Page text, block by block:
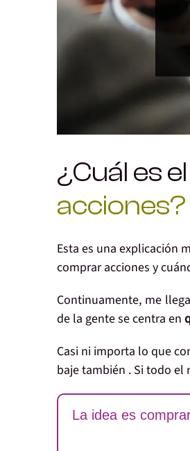
¿Cuál es
acciones?
Esta es una explicación
comprar acciones y
Continuamente, me
de la gente se centra en
Casi ni importa lo que
baje también . Si todo el
La idea es